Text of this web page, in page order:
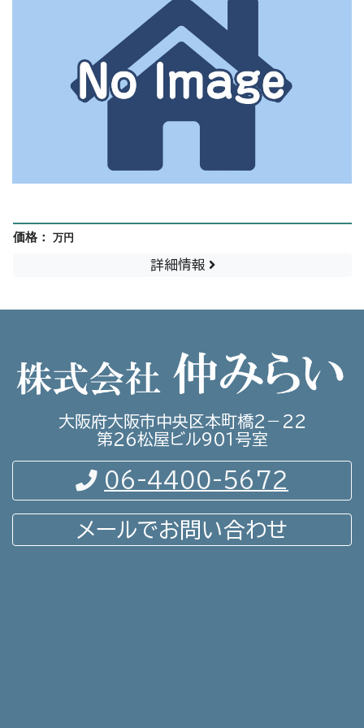
価格： 万円
詳細情報
大阪府大阪市中央区本町橋２－２２
第２６松屋ビル９０１号室
06-4400-5672
メールでお問い合わせ